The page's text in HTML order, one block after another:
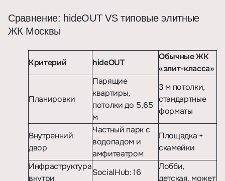
Сравнение: hideOUT VS типовые элитные
ЖК Москвы
Критерий hideOUT
Обычные ЖК
«элит-класса»
Планировки
Парящие
квартиры,
потолки до 5,65
м
3 м потолки,
стандартные
форматы
Внутренний
двор
Частный парк с
водопадом и
амфитеатром
Площадка +
скамейки
Инфраструктура
внутри
SocialHub: 16
Лобби,
детская, может